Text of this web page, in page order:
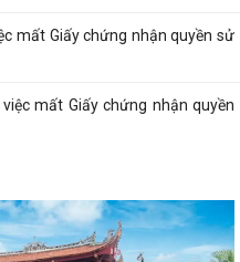
mất Giấy chứng nhận quyền sử
mất Giấy chứng nhận quyền